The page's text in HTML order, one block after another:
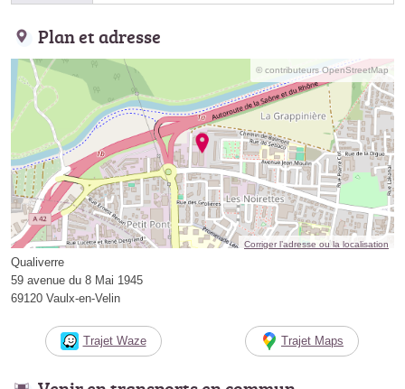
Plan et adresse
© contributeurs OpenStreetMap
Corriger l’adresse ou la localisation
Qualiverre
59 avenue du 8 Mai 1945
69120 Vaulx-en-Velin
Trajet Waze Trajet Maps